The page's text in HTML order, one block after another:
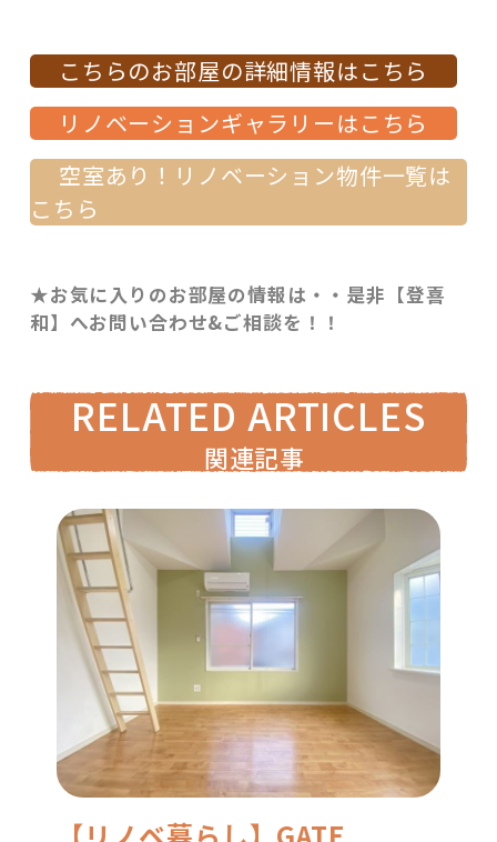
こちらのお部屋の詳細情報はこちら
リノベーションギャラリーはこちら
空室あり！リノベーション物件一覧は
こちら
★お気に入りのお部屋の情報は・・是非【登喜
和】へお問い合わせ&ご相談を！！
RELATED ARTICLES
関連記事